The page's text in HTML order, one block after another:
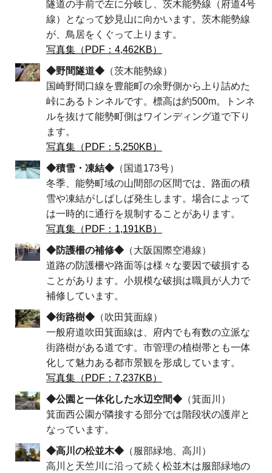
隧道の手前で左に分岐し、茨木能勢線（府道4号
線）となって妙見山に向かいます。茨木能勢線
が、鳥居をくぐって上ります。
写真集（PDF：4,462KB）
◆野間隧道◆ （茨木能勢線）
国崎野間口線を豊能町の余野側から上り詰めた
峠にあるトンネルです。標高は約500m。トンネ
ルを抜けて能勢町側はワインディング道で下り
ます。
写真集（PDF：5,250KB）
◆積雪・凍結◆ （国道173号）
冬季、能勢町域の山間部の区間では、路面の積
雪や凍結がしばしば発生します。場合によって
は一時的に通行を規制することがあります。
写真集（PDF：1,191KB）
◆防護柵の補修◆ （大阪国際空港線）
道路の防護柵や路面等は様々な要因で破損する
ことがあります。小規模な破損は職員が人力で
補修しています。
◆街路樹◆ （吹田箕面線）
一般府道吹田箕面線は、府内でも有数の立派な
街路樹がある道です。市管理の植樹帯とも一体
化して魅力ある都市景観を形成しています。
写真集（PDF：7,237KB）
◆公園と一体化した水辺空間◆ （箕面川）
箕面西公園が隣接する部分では階段状の護岸と
なっています。
◆高川の松並木◆ （服部緑地、高川）
高川と天竺川に沿って続く松並木は服部緑地の